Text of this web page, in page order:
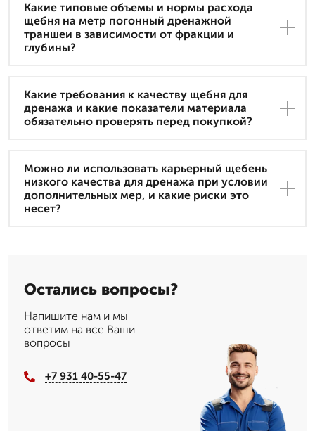
Какие типовые объемы и нормы расхода
щебня на метр погонный дренажной
траншеи в зависимости от фракции и
глубины?
Какие требования к качеству щебня для
дренажа и какие показатели материала
обязательно проверять перед покупкой?
Можно ли использовать карьерный щебень
низкого качества для дренажа при условии
дополнительных мер, и какие риски это
несет?
Остались вопросы?
Напишите нам и мы
ответим на все Ваши
вопросы
+7 931 40-55-47